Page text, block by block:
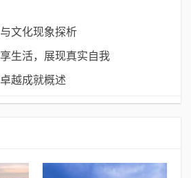
文化现象探析
生活，展现真实自我
越成就概述